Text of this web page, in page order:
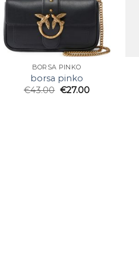
BORSA PINKO
borsa pinko
€43.00 €27.00